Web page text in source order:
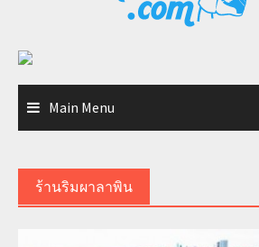
Main Menu
ร้านริมผาลาพิน